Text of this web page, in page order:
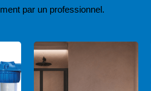
par un professionnel.